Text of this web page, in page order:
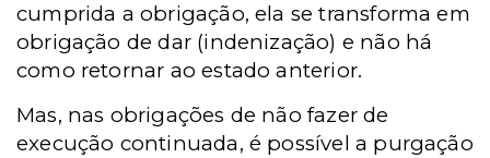
cumprida a obrigação, ela se transforma em
obrigação de dar (indenização) e não há
como retornar ao estado anterior.
Mas, nas obrigações de não fazer de
execução continuada, é possível a purgação